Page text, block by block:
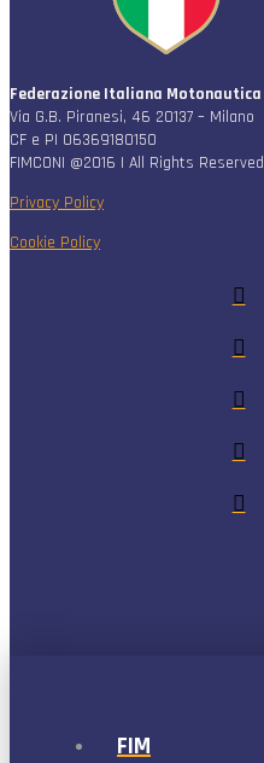
Federazione Italiana Motonautica
Via G.B. Piranesi, 46 20137 – Milano
CF e PI 06369180150
FIMCONI @2016 | All Rights Reserved
Privacy Policy
Cookie Policy
FIM